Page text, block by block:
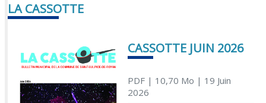
LA CASSOTTE
CASSOTTE JUIN 2026
PDF| 10,70 Mo | 19 Juin
2026